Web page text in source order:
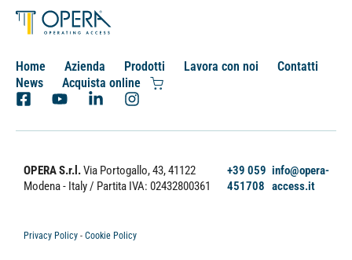
Home Azienda Prodotti Lavora con noi
Contatti
News
Acquista online
OPERA S.r.l.Via Portogallo, 43, 41122
Modena - Italy/ Partita IVA: 02432800361
+39 059
451708
info@opera-
access.it
Privacy Policy - Cookie Policy